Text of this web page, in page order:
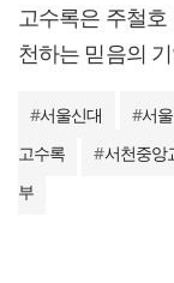
고수록은 주철
천하는 믿음의
#서울신대 #서
고수록
#서천중앙
부